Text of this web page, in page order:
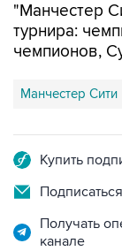
"Манчестер
турнира:
чемпионов,
Манчестер Сити
Купить
Получать
канале